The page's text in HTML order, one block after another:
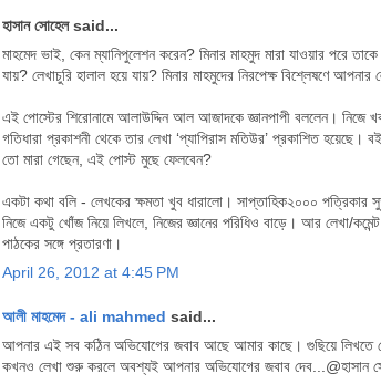
হাসান সোহেল said...
মাহমেদ ভাই, কেন ম্যানিপুলেশন করেন? মিনার মাহমুদ মারা যাওয়ার পরে
যায়? লেখাচুরি হালাল হয়ে যায়? মিনার মাহমুদের নিরপেক্ষ বিশ্লেষণে
এই পোস্টের শিরোনামে আলাউদ্দিন আল আজাদকে জ্ঞানপাপী বললেন।
গতিধারা প্রকাশনী থেকে তার লেখা ‘প্যাপিরাস মতিউর’ প্রকাশিত
তো মারা গেছেন, এই পোস্ট মুছে ফেলবেন?
একটা কথা বলি - লেখকের ক্ষমতা খুব ধারালো। সাপ্তাহিক২০০০ পত্রিকার
নিজে একটু খোঁজ নিয়ে লিখলে, নিজের জ্ঞানের পরিধিও বাড়ে। আর লেখা/
পাঠকের সঙ্গে প্রতারণা।
April 26, 2012 at 4:45 PM
আলী মাহমেদ - ali mahmed said...
আপনার এই সব কঠিন অভিযোগের জবাব আছে আমার কাছে। গুছিয়ে লিখতে
কখনও লেখা শুরু করলে অবশ্যই আপনার অভিযোগের জবাব দেব...@হাসান